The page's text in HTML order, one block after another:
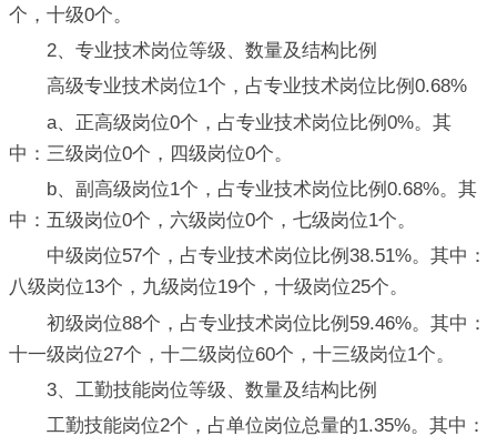
个，十级0个。
2、专业技术岗位等级、数量及结构比例
高级专业技术岗位1个，占专业技术岗位比例0.68%
a、正高级岗位0个，占专业技术岗位比例0%。其
中：三级岗位0个，四级岗位0个。
b、副高级岗位1个，占专业技术岗位比例0.68%。其
中：五级岗位0个，六级岗位0个，七级岗位1个。
中级岗位57个，占专业技术岗位比例38.51%。其中：
八级岗位13个，九级岗位19个，十级岗位25个。
初级岗位88个，占专业技术岗位比例59.46%。其中：
十一级岗位27个，十二级岗位60个，十三级岗位1个。
3、工勤技能岗位等级、数量及结构比例
工勤技能岗位2个，占单位岗位总量的1.35%。其中：